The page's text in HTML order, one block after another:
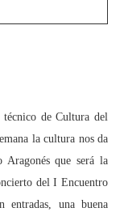
técnico de Cultura del
la cultura nos da
que será la
del I Encuentro
entradas, una buena